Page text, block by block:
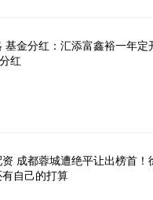
基金分红：汇添富鑫裕一年定
红
成都蓉城遭绝平让出榜首！
自己的打算